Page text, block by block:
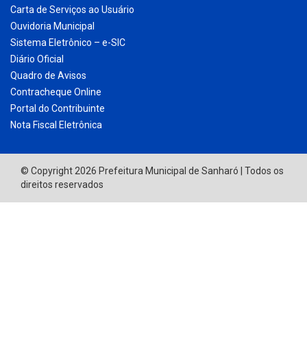
Carta de Serviços ao Usuário
Ouvidoria Municipal
Sistema Eletrônico – e-SIC
Diário Oficial
Quadro de Avisos
Contracheque Online
Portal do Contribuinte
Nota Fiscal Eletrônica
© Copyright 2026 Prefeitura Municipal de Sanharó | Todos os
direitos reservados